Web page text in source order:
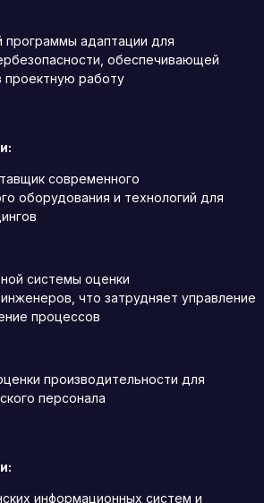
программы адаптации для
обеспечивающей
проектную работу
современного
оборудования и технологий для
системы оценки
что затрудняет управление
процессов
производительности для
персонала
информационных систем и